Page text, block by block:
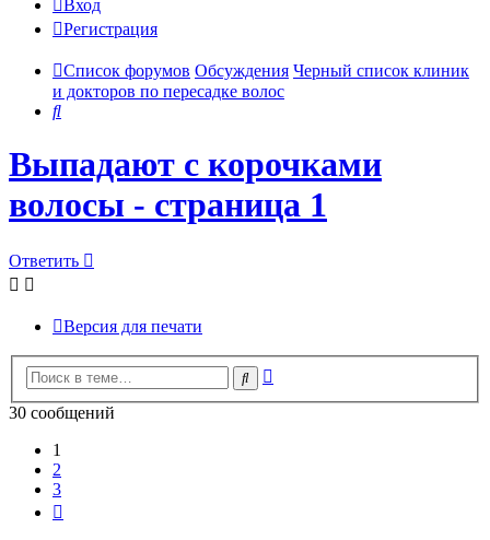
Вход
Регистрация
Список форумов Обсуждения Черный список клиник
и докторов по пересадке волос
Поиск
Выпадают с корочками
волосы - страница 1
Ответить
Версия для печати
Поиск
30 сообщений
1
2
3